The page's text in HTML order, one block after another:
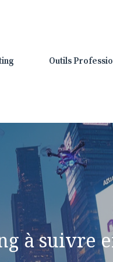
Outils
à suivre